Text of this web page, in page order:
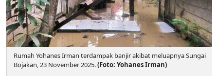
Rumah Yohanes Irman terdampak banjir akibat meluapnya Sungai
Bojakan, 23 November 2025.(Foto: Yohanes Irman)